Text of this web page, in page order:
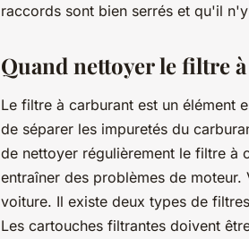
raccords sont bien serrés et qu'il
Quand nettoyer le filtre
Le filtre à carburant est un élément
de séparer les impuretés du
de nettoyer régulièrement le filtre à
entraîner des problèmes de
voiture. Il existe deux types de
Les cartouches filtrantes doivent